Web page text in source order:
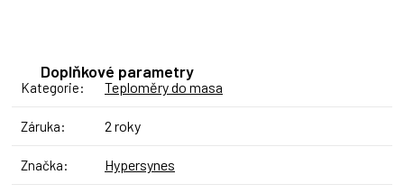
Doplňkové parametry
Kategorie: Teploměry do masa
Záruka: 2 roky
Značka: Hypersynes